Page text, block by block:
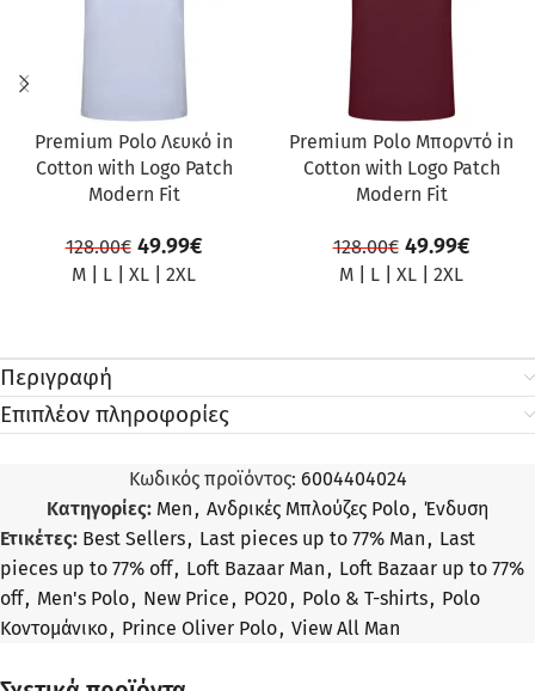
Premium Polo Λευκό in
Cotton with Logo Patch
Modern Fit
128.00€ 49.99€
M L XL 2XL
Premium Polo Μπορντό in
Cotton with Logo Patch
Modern Fit
128.00€ 49.99€
M L XL 2XL
Περιγραφή
Επιπλέον πληροφορίες
Κωδικός προϊόντος: 6004404024
Κατηγορίες: Men, Ανδρικές Μπλούζες Polo, Ένδυση
Ετικέτες: Best Sellers, Last pieces up to 77% Man, Last
pieces up to 77% off, Loft Bazaar Man, Loft Bazaar up to 77%
off, Men's Polo, New Price, PO20, Polo & T-shirts, Polo
Κοντομάνικο, Prince Oliver Polo, View All Man